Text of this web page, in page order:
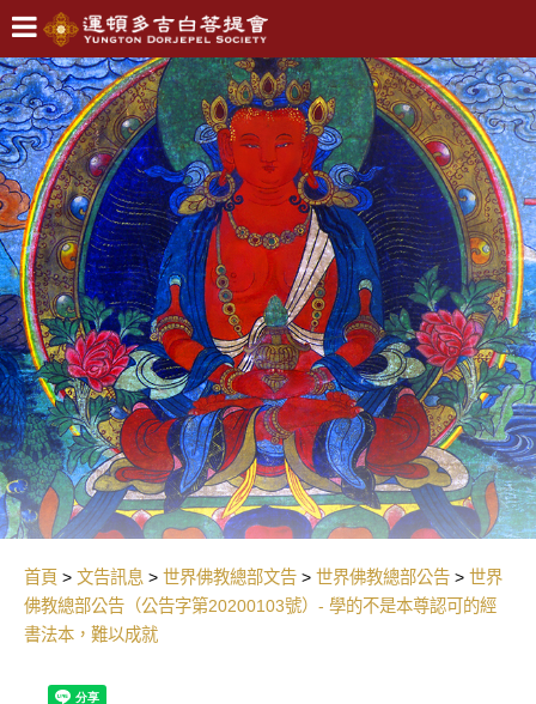
首頁 文告訊息 世界佛教總部文告 世界佛教總部公告
世界
佛教總部公告（公告字第20200103號）- 學的不是本尊認可的經
書法本，難以成就